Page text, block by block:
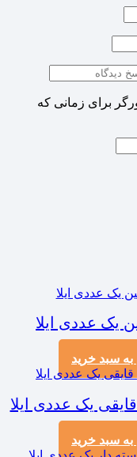
برای زمانی که
عددی ایلا
به سبد خرید
یک عددی ایلا
به سبد خرید